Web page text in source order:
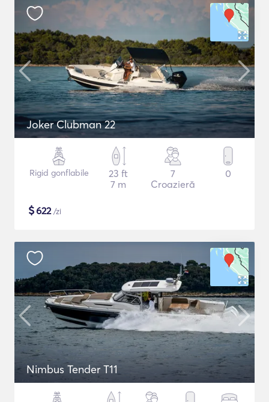
Joker Clubman 22
Rigid gonflabile
23 ft
7 m
7
Croazieră
0
$622/zi
Nimbus Tender T11